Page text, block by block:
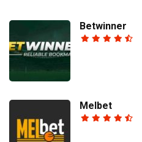
Betwinner
Melbet